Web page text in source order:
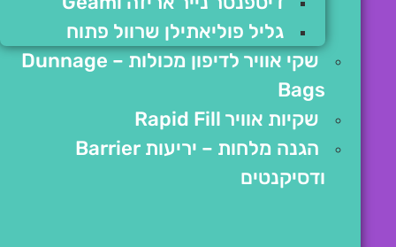
גליל פוליאתילן שרוול פתוח
שקי אוויר לדיפון מכולות – Dunnage
Bags
שקיות אוויר Rapid Fill
הגנה מלחות – יריעות Barrier
ודסיקנטים